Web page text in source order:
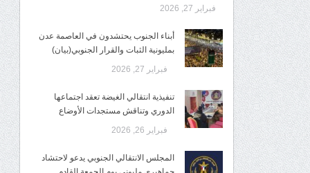
فبراير 27, 2026
أبناء الجنوب يحتشدون في العاصمة عدن
بمليونية الثبات والقرار الجنوبي(بيان)
فبراير 27, 2026
تنفيذية انتقالي الغيضة تعقد اجتماعها
الدوري وتناقش مستجدات الأوضاع
فبراير 26, 2026
المجلس الانتقالي الجنوبي يدعو لاحتشاد